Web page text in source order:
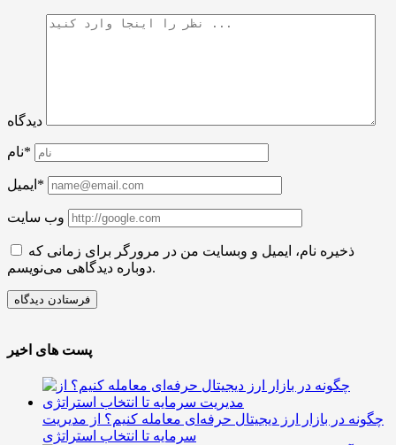
دیدگاه
نام*
ایمیل*
وب سایت
ذخیره نام، ایمیل و وبسایت من در مرورگر برای زمانی که
دوباره دیدگاهی می‌نویسم.
پست های اخیر
چگونه در بازار ارز دیجیتال حرفه‌ای معامله کنیم؟ از مدیریت
سرمایه تا انتخاب استراتژی